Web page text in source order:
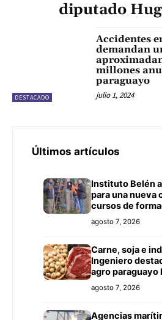
diputado
DESTACADO
Accidentes
demandan
millones
paraguayo
julio 1, 2024
Últimos artículos
Instituto Belén
para una nueva
cursos de
Concepción
agosto 7, 2026
Carne, soja e
Ingeniero
agro paraguayo
mercados
agosto 7, 2026
Agencias